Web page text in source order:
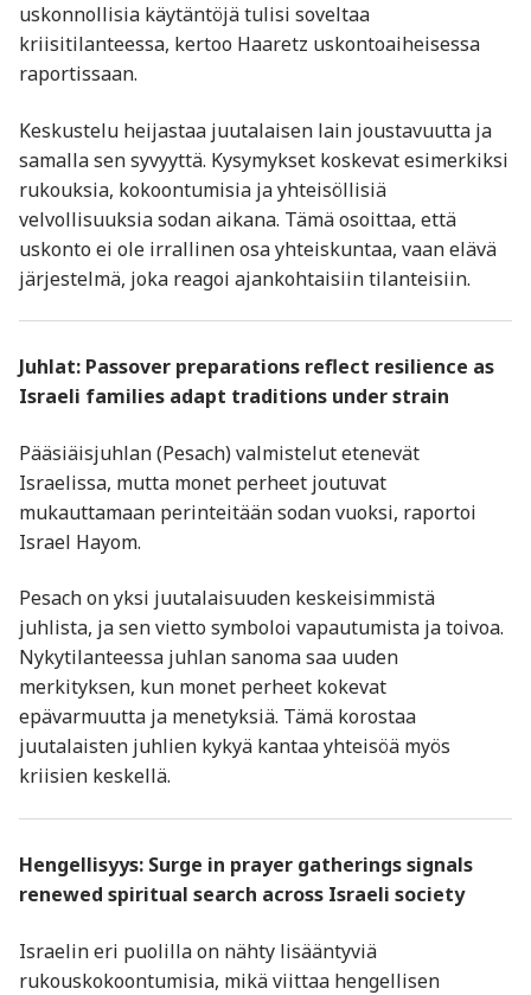
uskonnollisia käytäntöjä tulisi soveltaa
kriisitilanteessa, kertoo Haaretz uskontoaiheisessa
raportissaan.
Keskustelu heijastaa juutalaisen lain joustavuutta ja
samalla sen syvyyttä. Kysymykset koskevat esimerkiksi
rukouksia, kokoontumisia ja yhteisöllisiä
velvollisuuksia sodan aikana. Tämä osoittaa, että
uskonto ei ole irrallinen osa yhteiskuntaa, vaan elävä
järjestelmä, joka reagoi ajankohtaisiin tilanteisiin.
Juhlat: Passover preparations reflect resilience as
Israeli families adapt traditions under strain
Pääsiäisjuhlan (Pesach) valmistelut etenevät
Israelissa, mutta monet perheet joutuvat
mukauttamaan perinteitään sodan vuoksi, raportoi
Israel Hayom.
Pesach on yksi juutalaisuuden keskeisimmistä
juhlista, ja sen vietto symboloi vapautumista ja toivoa.
Nykytilanteessa juhlan sanoma saa uuden
merkityksen, kun monet perheet kokevat
epävarmuutta ja menetyksiä. Tämä korostaa
juutalaisten juhlien kykyä kantaa yhteisöä myös
kriisien keskellä.
Hengellisyys: Surge in prayer gatherings signals
renewed spiritual search across Israeli society
Israelin eri puolilla on nähty lisääntyviä
rukouskokoontumisia, mikä viittaa hengellisen